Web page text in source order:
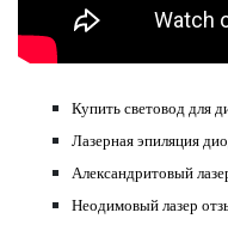
Купить световод для
Лазерная эпиляция
Александритовый
Неодимовый лазер